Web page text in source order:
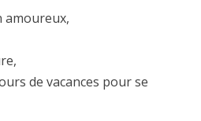
amoureux,
de vacances pour se